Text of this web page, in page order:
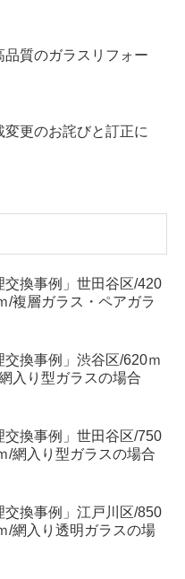
品質のガラスリフォー
変更のお詫びと訂正に
交換事例」世田谷区/420
/複層ガラス・ペアガラ
交換事例」渋谷区/620ｍ
入り型ガラスの場合
交換事例」世田谷区/750
/網入り型ガラスの場合
交換事例」江戸川区/850
/網入り透明ガラスの場